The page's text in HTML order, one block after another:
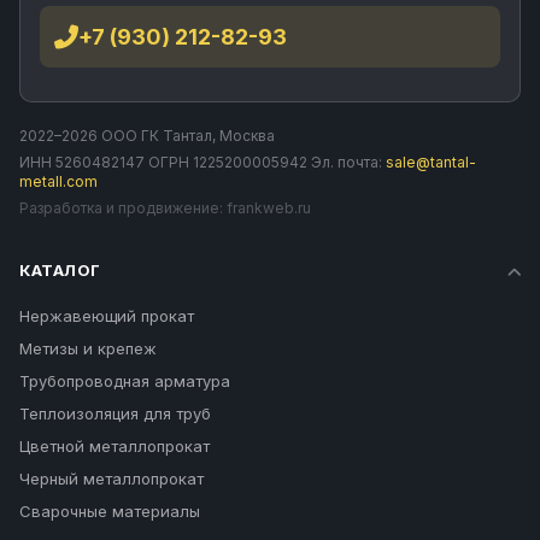
конструкциях, из-за плохой свариваемости материала.
+7 (930) 212-82-93
2022–2026 ООО ГК Тантал, Москва
ИНН 5260482147 ОГРН 1225200005942 Эл. почта: sale@tantal-
metall.com
Разработка и продвижение: frankweb.ru
КАТАЛОГ
Нержавеющий прокат
Метизы и крепеж
Трубопроводная арматура
Теплоизоляция для труб
Цветной металлопрокат
Черный металлопрокат
Сварочные материалы